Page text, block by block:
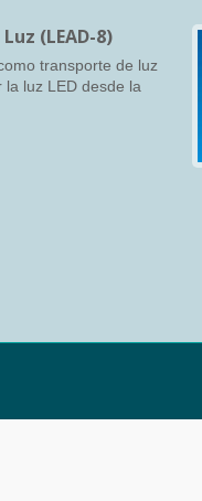
(LEAD-8)
transporte de luz
la luz LED desde la